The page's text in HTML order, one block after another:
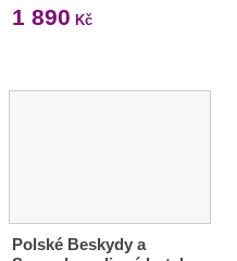
1 890 Kč
Polské Beskydy a